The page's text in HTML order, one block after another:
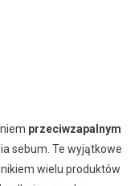
przeciwzapalnym
sebum. Te wyjątkowe
wielu produktów